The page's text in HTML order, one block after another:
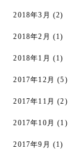
2018年3月 (2)
2018年2月 (1)
2018年1月 (1)
2017年12月 (5)
2017年11月 (2)
2017年10月 (1)
2017年9月 (1)